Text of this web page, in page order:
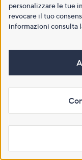
personalizzare le tue
revocare il tuo
informazioni consulta